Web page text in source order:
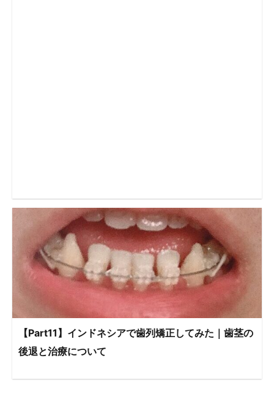
【Part11】インドネシアで歯列矯正してみた｜歯茎の
後退と治療について